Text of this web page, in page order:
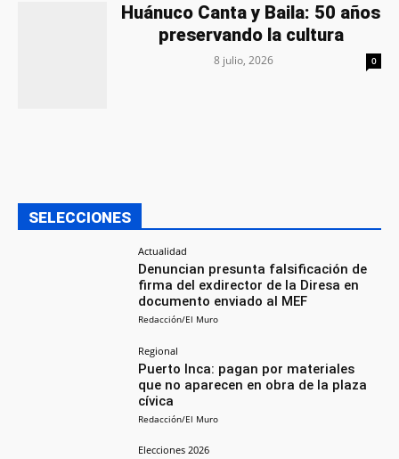
Huánuco Canta y Baila: 50 años
preservando la cultura
8 julio, 2026 0
SELECCIONES
Actualidad
Denuncian presunta falsificación de
firma del exdirector de la Diresa en
documento enviado al MEF
Redacción/El Muro
Regional
Puerto Inca: pagan por materiales
que no aparecen en obra de la plaza
cívica
Redacción/El Muro
Elecciones 2026